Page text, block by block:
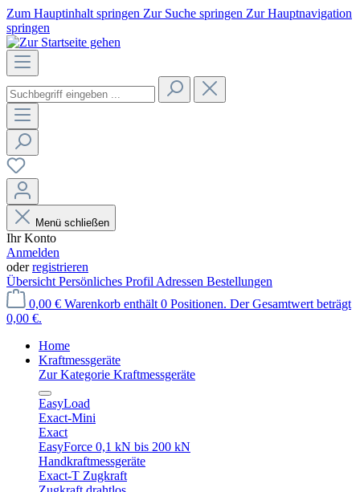
Zum Hauptinhalt springen Zur Suche springen Zur Hauptnavigation
springen
Menü schließen
Ihr Konto
Anmelden
oderregistrieren
Übersicht Persönliches Profil Adressen Bestellungen
0,00 € Warenkorb enthält 0 Positionen. Der Gesamtwert beträgt
0,00 €.
Home
Kraftmessgeräte
Zur Kategorie Kraftmessgeräte
EasyLoad
Exact-Mini
Exact
EasyForce 0,1 kN bis 200 kN
Handkraftmessgeräte
Exact-T Zugkraft